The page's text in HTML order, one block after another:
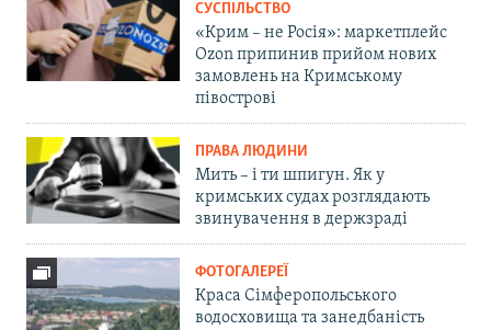
СУСПІЛЬСТВО
«Крим – не Росія»: маркетплейс
Ozon припинив прийом нових
замовлень на Кримському
півострові
ПРАВА ЛЮДИНИ
Мить – і ти шпигун. Як у
кримських судах розглядають
звинувачення в держзраді
ФОТОГАЛЕРЕЇ
Краса Сімферопольського
водосховища та занедбаність